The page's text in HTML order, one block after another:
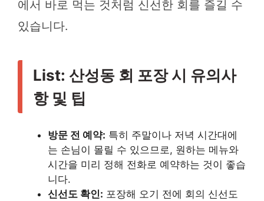
에서 바로 먹는 것처럼 신선한 회를 즐길 수
있습니다.
List: 산성동 회 포장 시 유의사
항 및 팁
방문 전 예약: 특히 주말이나 저녁 시간대에
는 손님이 몰릴 수 있으므로, 원하는 메뉴와
시간을 미리 정해 전화로 예약하는 것이 좋습
니다.
신선도 확인: 포장해 오기 전에 회의 신선도